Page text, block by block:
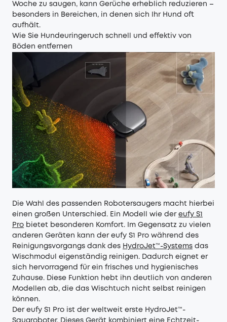
Woche zu saugen, kann Gerüche erheblich reduzieren –
besonders in Bereichen, in denen sich Ihr Hund oft
aufhält.
Wie Sie Hundeuringeruch schnell und effektiv von
Böden entfernen
Die Wahl des passenden Robotersaugers macht hierbei
einen großen Unterschied. Ein Modell wie der eufy S1
Pro bietet besonderen Komfort. Im Gegensatz zu vielen
anderen Geräten kann der eufy S1 Pro während des
Reinigungsvorgangs dank des HydroJet™-Systems das
Wischmodul eigenständig reinigen. Dadurch eignet er
sich hervorragend für ein frisches und hygienisches
Zuhause. Diese Funktion hebt ihn deutlich von anderen
Modellen ab, die das Wischtuch nicht selbst reinigen
können.
Der eufy S1 Pro ist der weltweit erste HydroJet™-
Saugroboter. Dieses Gerät kombiniert eine Echtzeit-